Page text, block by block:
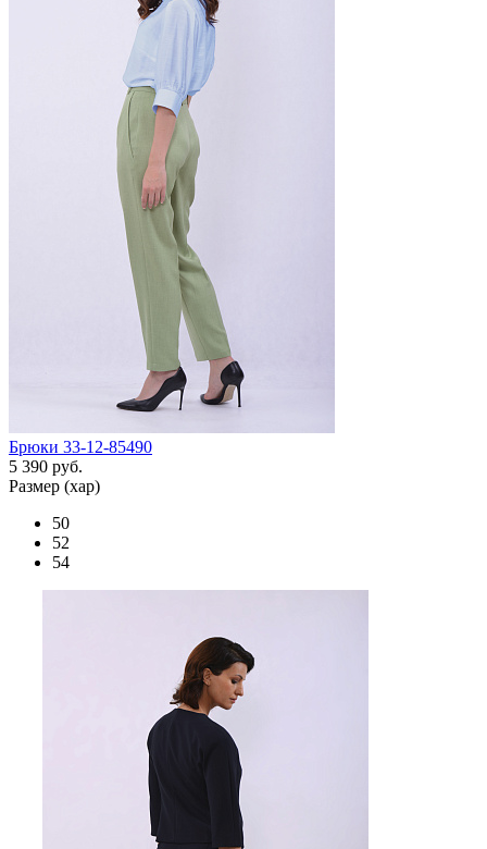
Брюки 33-12-85490
5 390 руб.
Размер (хар)
50
52
54